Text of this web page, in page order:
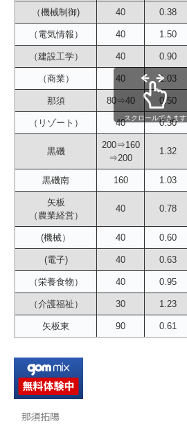
（機械制御) 40 0.38
（電気情報） 40 1.50
（建設工学） 40 0.90
（商業） 40 1.03
那須 80⇒40 0.50
（リゾート） 40 0.30
黒磯
200⇒160
⇒200
1.32
黒磯南 160 1.03
矢板
（農業経営）
40 0.78
(機械） 40 0.60
(電子) 40 0.63
（栄養食物） 40 0.95
（介護福祉） 30 1.23
矢板東 90 0.61
スクロールできます